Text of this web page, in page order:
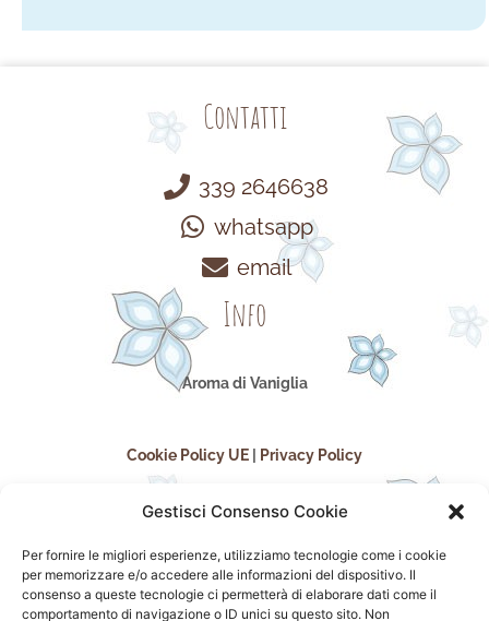
Gestisci Consenso Cookie
Per fornire le migliori esperienze, utilizziamo tecnologie come i cookie
per memorizzare e/o accedere alle informazioni del dispositivo. Il
consenso a queste tecnologie ci permetterà di elaborare dati come il
comportamento di navigazione o ID unici su questo sito. Non
Contatti
339 2646638
whatsapp
email
Info
Aroma di Vaniglia
Cookie Policy UE Privacy Policy